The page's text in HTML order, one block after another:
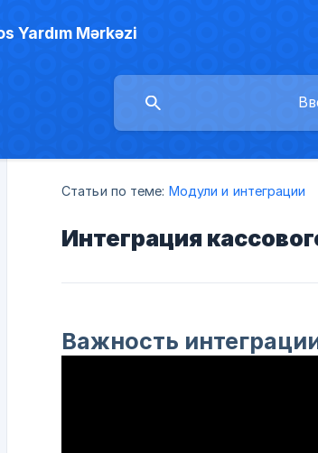
Yardım Mərkəzi
Статьи по теме: Модули и интеграции
Интеграция
Важность